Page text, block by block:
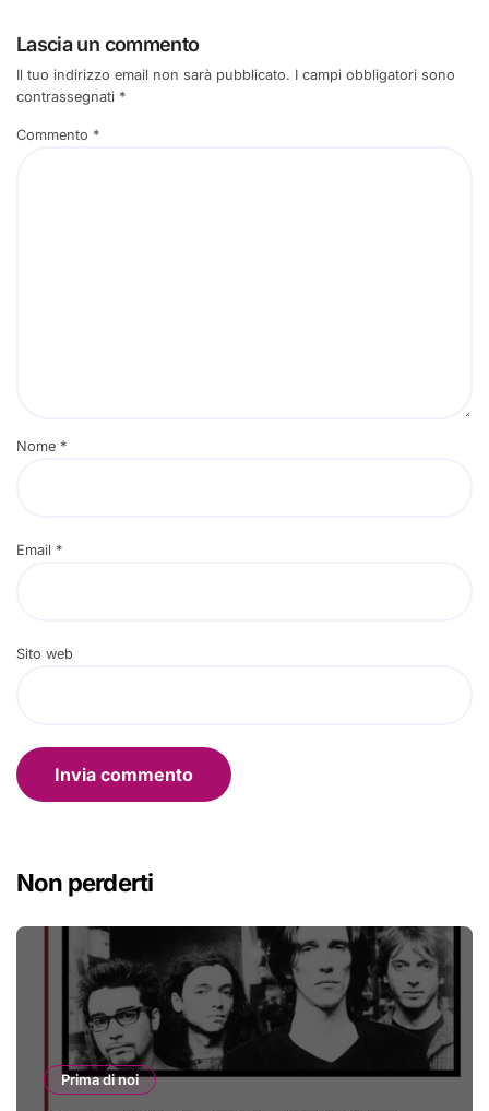
Lascia un commento
Il tuo indirizzo email non sarà pubblicato. I campi obbligatori sono
contrassegnati *
Commento *
Nome *
Email *
Sito web
Non perderti
Prima di noi